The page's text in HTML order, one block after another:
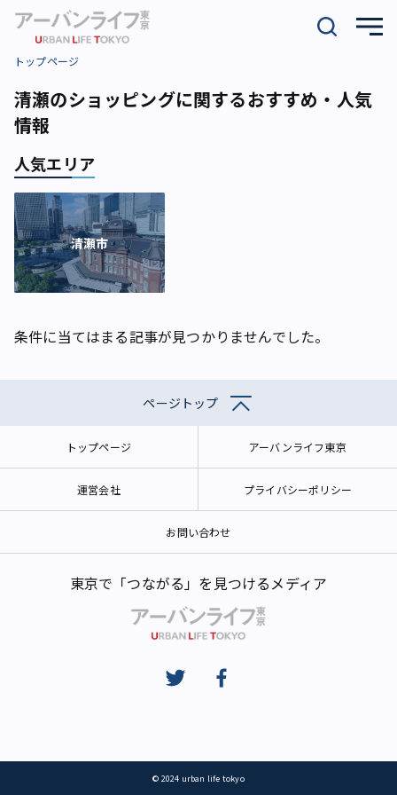
トップページ
清瀬のショッピングに関するおすすめ・人気
情報
人気エリア
清瀬市
条件に当てはまる記事が見つかりませんでした。
ページトップ
トップページ アーバンライフ東京
運営会社 プライバシーポリシー
お問い合わせ
東京で「つながる」を見つけるメディア
© 2024 urban life tokyo